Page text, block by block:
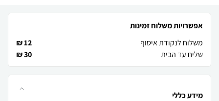
אפשרויות משלוח זמינות
משלוח לנקודת איסוף
12 ₪
שליח עד הבית
30 ₪
מידע כללי